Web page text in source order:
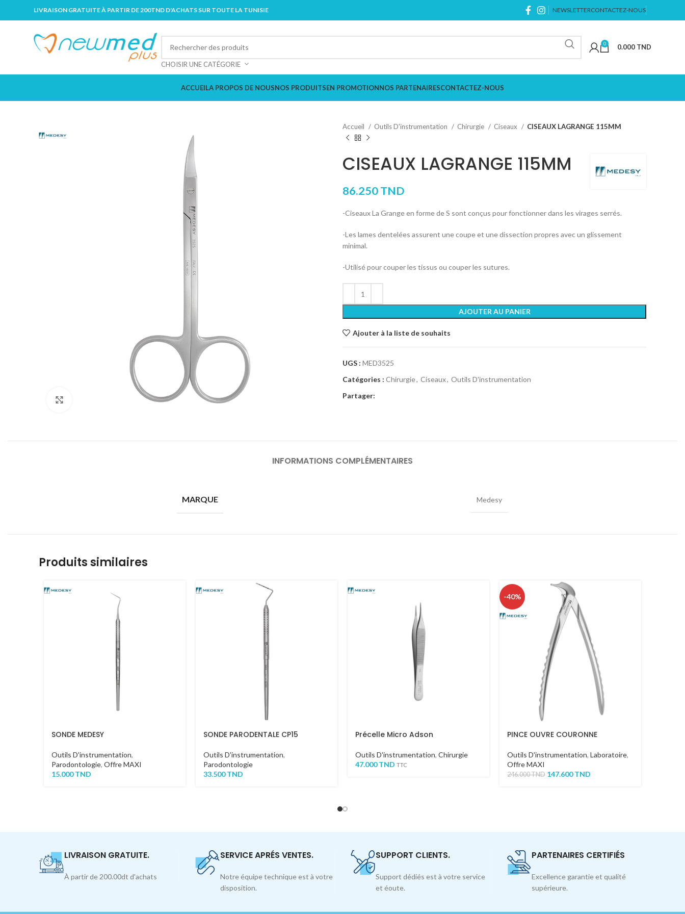
LIVRAISON GRATUITE À PARTIR DE 200TND D'ACHATS SUR TOUTE LA TUNISIE NEWSLETTERCONTACTEZ-NOUS
CHOISIR UNE CATÉGORIE
0 0.000 TND
ACCUEILA PROPOS DE NOUSNOS PRODUITSEN PROMOTIONNOS PARTENAIRESCONTACTEZ-NOUS
Accueil Outils D'instrumentation Chirurgie Ciseaux CISEAUX LAGRANGE 115MM
CISEAUX LAGRANGE 115MM
86.250TND
-Ciseaux La Grange en forme de S sont conçus pour fonctionner dans les virages serrés.
-Les lames dentelées assurent une coupe et une dissection propres avec un glissement
minimal.
-Utilisé pour couper les tissus ou couper les sutures.
AJOUTER AU PANIER
Ajouter à la liste de souhaits
UGS : MED3525
Catégories : Chirurgie, Ciseaux, Outils D'instrumentation
Partager:
INFORMATIONS COMPLÉMENTAIRES
MARQUE Medesy
Produits similaires
SONDE MEDESY
Outils D'instrumentation,
Parodontologie, Offre MAXI
15.000TND
SONDE PARODENTALE CP15
Outils D'instrumentation,
Parodontologie
33.500TND
Précelle Micro Adson
Outils D'instrumentation, Chirurgie
47.000TND TTC
-40%
PINCE OUVRE COURONNE
Outils D'instrumentation, Laboratoire,
Offre MAXI
246.000TND 147.600TND
LIVRAISON GRATUITE.
À partir de 200.00dt d'achats
SERVICE APRÉS VENTES.
Notre équipe technique est à votre
disposition.
SUPPORT CLIENTS.
Support dédiés est à votre service
et éoute.
PARTENAIRES CERTIFIÉS
Excellence garantie et qualité
supérieure.